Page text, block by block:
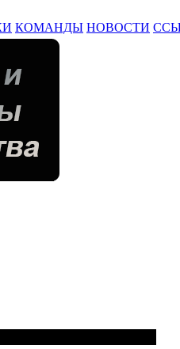
КОМАНДЫ НОВОСТИ